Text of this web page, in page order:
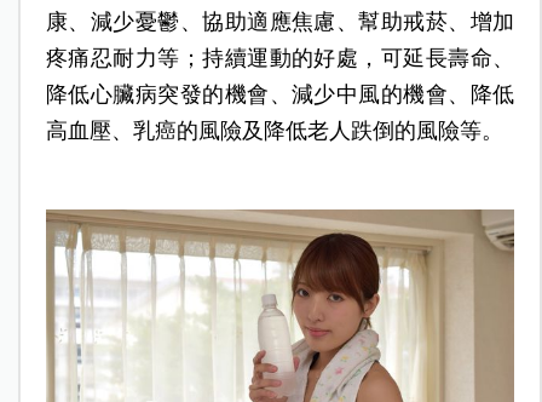
康、減少憂鬱、協助適應焦慮、幫助戒菸、增加
疼痛忍耐力等；持續運動的好處，可延長壽命、
降低心臟病突發的機會、減少中風的機會、降低
高血壓、乳癌的風險及降低老人跌倒的風險等。